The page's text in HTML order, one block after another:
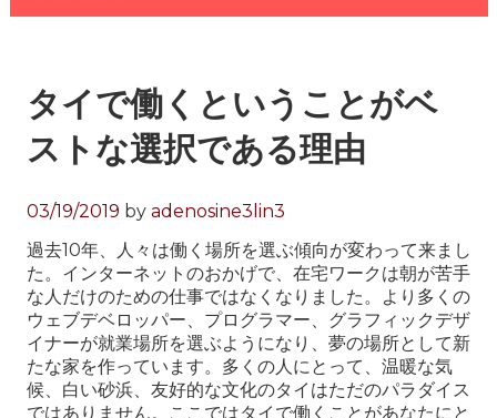
タイで働くということがベ
ストな選択である理由
03/19/2019 by adenosine3lin3
過去10年、人々は働く場所を選ぶ傾向が変わって来まし
た。インターネットのおかげで、在宅ワークは朝が苦手
な人だけのための仕事ではなくなりました。より多くの
ウェブデベロッパー、プログラマー、グラフィックデザ
イナーが就業場所を選ぶようになり、夢の場所として新
たな家を作っています。多くの人にとって、温暖な気
候、白い砂浜、友好的な文化のタイはただのパラダイス
ではありません。ここではタイで働くことがあなたにと